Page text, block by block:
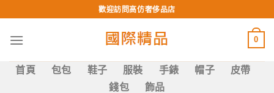
to
content
歡迎訪問高仿奢侈品店
0
首頁 包包 鞋子 服裝 手錶 帽子
皮帶
錢包
飾品